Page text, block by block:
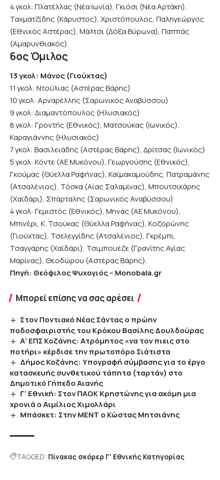
4 γκολ: Πλατέλλας (Νέα Ιωνία), Γκιόσι (Νέα Αρτάκη),
Ταχματζίδης (Κάρυστος), Χριστόπουλος, Παληγεώργος
(Εθνικός Αστέρας), Μάλτσι (Δόξα Βύρωνα), Παππάς
(Αμαρυνθιακός).
6ος Όμιλος
13 γκολ: Μάνος (Γιούχτας)
11 γκολ: Ντούλιας (Αστέρας Βάρης)
10 γκολ: Αρναρέλλης (Σαρωνικός Αναβύσσου)
9 γκολ: Διαμαντόπουλος (Ηλυσιακός)
8 γκολ: Γροντής (Εθνικός), Ματσούκας (Ιωνικός),
Καραγιάννης (Ηλυσιακός)
7 γκολ: Βασιλειάδης (Αστέρας Βάρης), Δρίτσας (Ιωνικός)
5 γκολ: Κόντε (ΑΕ Μυκόνου), Γεωργούσης (Εθνικός),
Γκούμας (Θύελλα Ραφήνας), Καϊμακαμούδης, Πατραμάνης
(Ατσαλένιος), Τόσκα (Αίας Σαλαμίνας), Μπουτσικάρης
(Χαϊδάρι), Σπάρταλης (Σαρωνικός Αναβύσσου)
4 γκολ: Γεμιστός (Εθνικός), Μηνάς (ΑΕ Μυκόνου),
Μπινέρι, Κ. Τσούκας (Θύελλα Ραφήνας), Κοζορώνης
(Γιούχτας), Τσελεγγίδης (Ατσαλένιος), Γκρέμπι,
Τσαγγάρης (Χαϊδάρι), Τσιμπουέζε (Γρανίτης Αγίας
Μαρίνας), Θεοδώρου (Αστέρας Βάρης).
Πηγή: Θεόφιλος Ψυχογιός – Monobala.gr
Μπορεί επίσης να σας αρέσει
Στον Ποντιακό Νέας Σάντας ο πρώην
ποδοσφαιριστής του Κρόκου Βασίλης Δουλδούρας
Α’ ΕΠΣ Κοζάνης: Ατρόμητος «να τον πιεις στο
ποτήρι» κέρδισε την πρωτοπόρο Σιάτιστα
Δήμος Κοζάνης: Υπογραφή σύμβασης για το έργο
κατασκευής συνθετικού τάπητα (ταρτάν) στο
Δημοτικό Γήπεδο Αιανής
Γ’ Εθνική: Στον ΠΑΟΚ Κρηστώνης για ακόμη μια
χρονιά ο Αιμίλιος Χιμολλάρι
Μπάσκετ: Στην ΜΕΝΤ ο Κώστας Μητσιάνης
TAGGED: Πίνακας σκόρερ Γ' Εθνικής Κατηγορίας